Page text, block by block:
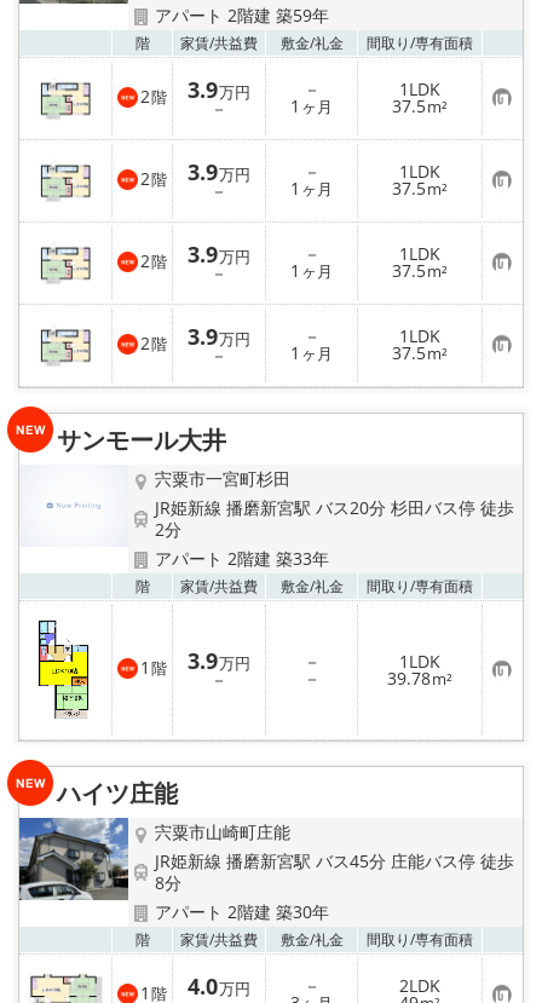
アパート 2階建 築59年
階 家賃/共益費 敷金/礼金 間取り/専有面積
2階 3.9万円
－
－
1 ヶ月
1LDK
37.5m² お
気
に
入
り
登
録
2階 3.9万円
－
－
1 ヶ月
1LDK
37.5m² お
気
に
入
り
登
録
2階 3.9万円
－
－
1 ヶ月
1LDK
37.5m² お
気
に
入
り
登
録
2階 3.9万円
－
－
1 ヶ月
1LDK
37.5m² お
気
に
り
サンモール大井
宍粟市一宮町杉田
JR姫新線 播磨新宮駅 バス20分 杉田バス停 徒歩
2分
アパート 2階建 築33年
階 家賃/共益費 敷金/礼金 間取り/専有面積
1 階 3.9万円
－
－
－
1LDK
39.78m² お
気
に
入
り
登
ハイツ庄能
宍粟市山崎町庄能
JR姫新線 播磨新宮駅 バス45分 庄能バス停 徒歩
8分
アパート 2階建 築30年
階 家賃/共益費 敷金/礼金 間取り/専有面積
1 階 4.0万円 － 2LDK